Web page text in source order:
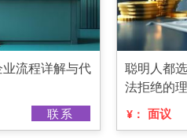
流程详解与代
联系
聪明人都
法拒绝的
¥： 面议